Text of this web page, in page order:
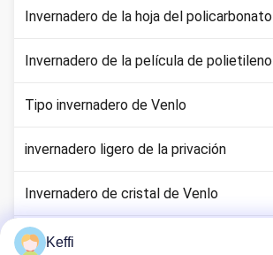
Invernadero de la hoja del policarbonato
Invernadero de la película de polietileno
Tipo invernadero de Venlo
invernadero ligero de la privación
Invernadero de cristal de Venlo
Accesorios para sistemas de invernadero
Keffi